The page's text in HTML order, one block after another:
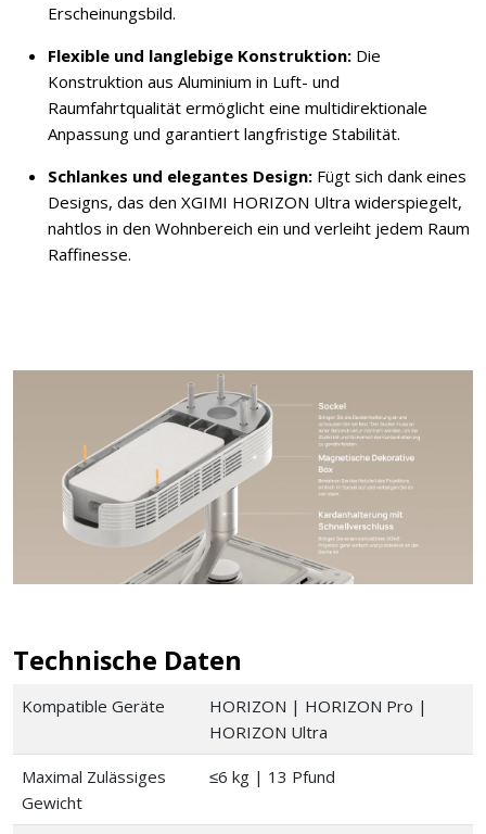
Erscheinungsbild.
Flexible und langlebige Konstruktion: Die
Konstruktion aus Aluminium in Luft- und
Raumfahrtqualität ermöglicht eine multidirektionale
Anpassung und garantiert langfristige Stabilität.
Schlankes und elegantes Design: Fügt sich dank eines
Designs, das den XGIMI HORIZON Ultra widerspiegelt,
nahtlos in den Wohnbereich ein und verleiht jedem Raum
Raffinesse.
Technische Daten
Kompatible Geräte
HORIZON | HORIZON Pro |
HORIZON Ultra
Maximal Zulässiges
Gewicht
≤6 kg | 13 Pfund